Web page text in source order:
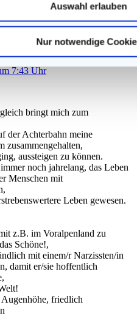
Auswahl erlauben
Nur notwendige
7:43 Uhr
bringt mich zum
der Achterbahn meine
zusammengehalten,
aussteigen zu können.
noch jahrelang, das Leben
Menschen mit
Leben gewesen.
z.B. im Voralpenland zu
Schöne!,
mit einem/r Narzissten/in
damit er/sie hoffentlich
friedlich